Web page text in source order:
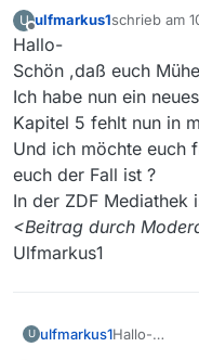
U
Offline
ulfmarkus1schrieb am
zuletzt
Hallo-
Schön ,daß euch
Ich habe nun ein
Kapitel 5 fehlt nun in
Und ich möchte euch
euch der Fall ist ?
In der ZDF Mediathek
<Beitrag durch
Ulfmarkus1
U ulfmarkus1Hallo-